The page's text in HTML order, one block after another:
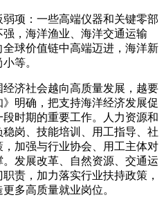
项：一些高端仪器和关键零部
，海洋渔业、海洋交通运输
球价值链中高端迈进，海洋新
等。
济社会越向高质量发展，越要
明确，把支持海洋经济发展促
时期的重要工作。人力资源和
岗、技能培训、用工指导、社
加强与行业协会、用工主体对
发展改革、自然资源、交通运
责，加力落实行业扶持政策，
多高质量就业岗位。